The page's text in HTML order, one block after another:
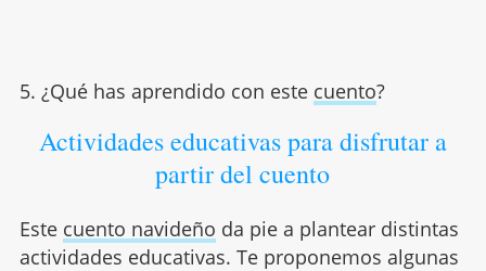
5. ¿Qué has aprendido con este cuento?
Actividades educativas para disfrutar a
partir del cuento
Este cuento navideño da pie a plantear distintas
actividades educativas. Te proponemos algunas